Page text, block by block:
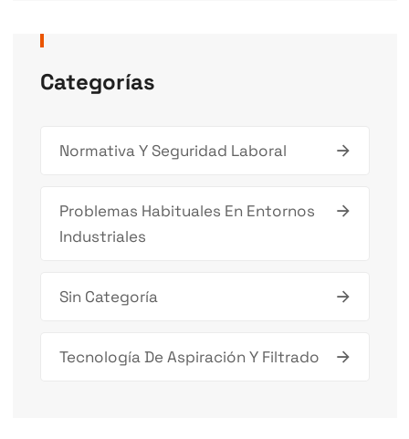
Categorías
Normativa Y Seguridad Laboral
Problemas Habituales En Entornos
Industriales
Sin Categoría
Tecnología De Aspiración Y Filtrado